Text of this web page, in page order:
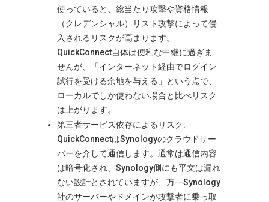
使っていると、総当たり攻撃や資格情報
（クレデンシャル）リスト攻撃によって侵
入されるリスクが高まります。
QuickConnect自体は便利な中継に過ぎま
せんが、「インターネット経由でログイン
試行を受ける余地を与える」という点で、
ローカルでしか使わない場合と比べリスク
は上がります。
第三者サービス依存によるリスク:
QuickConnectはSynologyのクラウドサー
バーを介して通信します。通常は通信内容
は暗号化され、Synology側にも平文は漏れ
ない設計とされていますが​、万一Synology
社のサーバーやドメインが攻撃者に乗っ取